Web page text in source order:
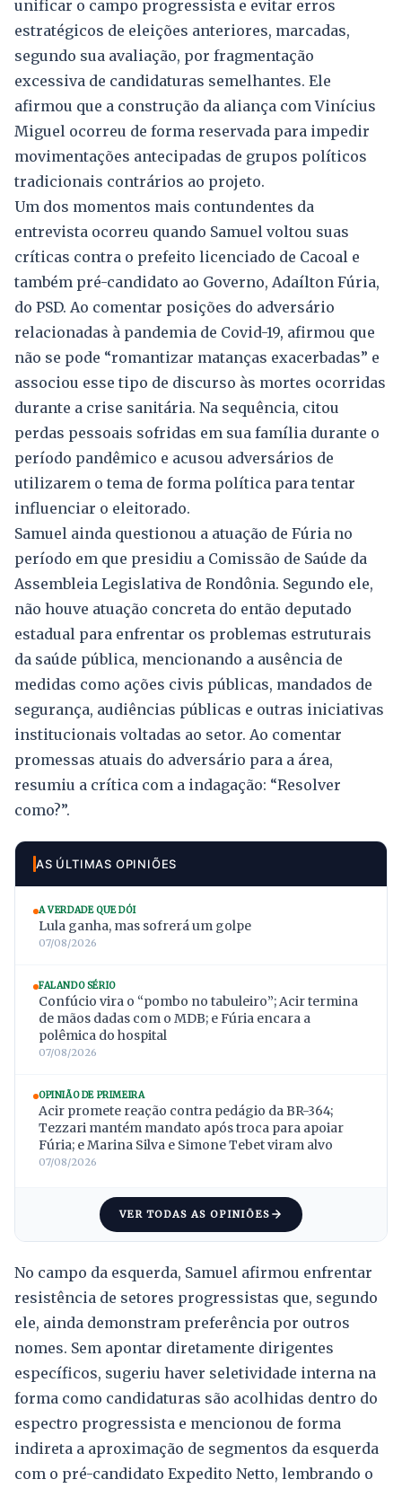
unificar o campo progressista e evitar erros
estratégicos de eleições anteriores, marcadas,
segundo sua avaliação, por fragmentação
excessiva de candidaturas semelhantes. Ele
afirmou que a construção da aliança com Vinícius
Miguel ocorreu de forma reservada para impedir
movimentações antecipadas de grupos políticos
tradicionais contrários ao projeto.
Um dos momentos mais contundentes da
entrevista ocorreu quando Samuel voltou suas
críticas contra o prefeito licenciado de Cacoal e
também pré-candidato ao Governo, Adaílton Fúria,
do PSD. Ao comentar posições do adversário
relacionadas à pandemia de Covid-19, afirmou que
não se pode “romantizar matanças exacerbadas” e
associou esse tipo de discurso às mortes ocorridas
durante a crise sanitária. Na sequência, citou
perdas pessoais sofridas em sua família durante o
período pandêmico e acusou adversários de
utilizarem o tema de forma política para tentar
influenciar o eleitorado.
Samuel ainda questionou a atuação de Fúria no
período em que presidiu a Comissão de Saúde da
Assembleia Legislativa de Rondônia. Segundo ele,
não houve atuação concreta do então deputado
estadual para enfrentar os problemas estruturais
da saúde pública, mencionando a ausência de
medidas como ações civis públicas, mandados de
segurança, audiências públicas e outras iniciativas
institucionais voltadas ao setor. Ao comentar
promessas atuais do adversário para a área,
resumiu a crítica com a indagação: “Resolver
como?”.
AS ÚLTIMAS OPINIÕES
A VERDADE QUE DÓI
Lula ganha, mas sofrerá um golpe
07/08/2026
FALANDO SÉRIO
Confúcio vira o “pombo no tabuleiro”; Acir termina
de mãos dadas com o MDB; e Fúria encara a
polêmica do hospital
07/08/2026
OPINIÃO DE PRIMEIRA
Acir promete reação contra pedágio da BR-364;
Tezzari mantém mandato após troca para apoiar
Fúria; e Marina Silva e Simone Tebet viram alvo
07/08/2026
VER TODAS AS OPINIÕES
No campo da esquerda, Samuel afirmou enfrentar
resistência de setores progressistas que, segundo
ele, ainda demonstram preferência por outros
nomes. Sem apontar diretamente dirigentes
específicos, sugeriu haver seletividade interna na
forma como candidaturas são acolhidas dentro do
espectro progressista e mencionou de forma
indireta a aproximação de segmentos da esquerda
com o pré-candidato Expedito Netto, lembrando o